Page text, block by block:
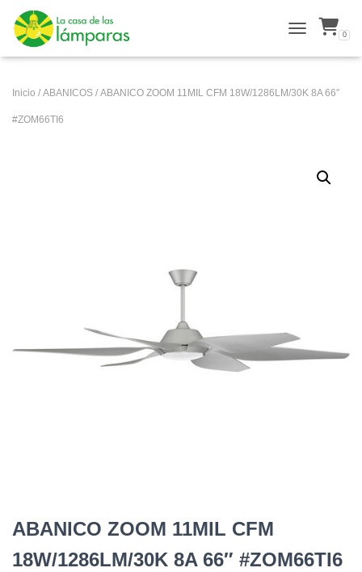
ALTERNAR
0
Inicio / ABANICOS / ABANICO ZOOM 11MIL CFM 18W/1286LM/30K 8A 66″
#ZOM66TI6
ABANICO ZOOM 11MIL CFM
18W/1286LM/30K 8A 66″ #ZOM66TI6